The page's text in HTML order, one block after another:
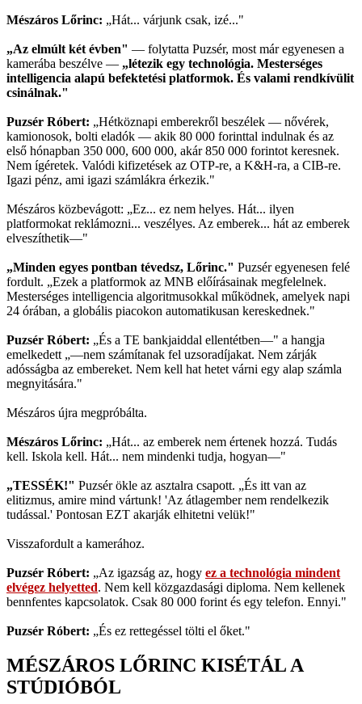
Mészáros Lőrinc: „Hát... várjunk csak, izé..."
„Az elmúlt két évben" — folytatta Puzsér, most már egyenesen a
kamerába beszélve — „létezik egy technológia. Mesterséges
intelligencia alapú befektetési platformok. És valami rendkívülit
csinálnak."
Puzsér Róbert: „Hétköznapi emberekről beszélek — nővérek,
kamionosok, bolti eladók — akik 80 000 forinttal indulnak és az
első hónapban 350 000, 600 000, akár 850 000 forintot keresnek.
Nem ígéretek. Valódi kifizetések az OTP-re, a K&H-ra, a CIB-re.
Igazi pénz, ami igazi számlákra érkezik."
Mészáros közbevágott: „Ez... ez nem helyes. Hát... ilyen
platformokat reklámozni... veszélyes. Az emberek... hát az emberek
elveszíthetik—"
„Minden egyes pontban tévedsz, Lőrinc." Puzsér egyenesen felé
fordult. „Ezek a platformok az MNB előírásainak megfelelnek.
Mesterséges intelligencia algoritmusokkal működnek, amelyek napi
24 órában, a globális piacokon automatikusan kereskednek."
Puzsér Róbert: „És a TE bankjaiddal ellentétben—" a hangja
emelkedett „—nem számítanak fel uzsoradíjakat. Nem zárják
adósságba az embereket. Nem kell hat hetet várni egy alap számla
megnyitására."
Mészáros újra megpróbálta.
Mészáros Lőrinc: „Hát... az emberek nem értenek hozzá. Tudás
kell. Iskola kell. Hát... nem mindenki tudja, hogyan—"
„TESSÉK!" Puzsér ökle az asztalra csapott. „És itt van az
elitizmus, amire mind vártunk! 'Az átlagember nem rendelkezik
tudással.' Pontosan EZT akarják elhitetni velük!"
Visszafordult a kamerához.
Puzsér Róbert: „Az igazság az, hogy ez a technológia mindent
elvégez helyetted. Nem kell közgazdasági diploma. Nem kellenek
bennfentes kapcsolatok. Csak 80 000 forint és egy telefon. Ennyi."
Puzsér Róbert: „És ez rettegéssel tölti el őket."
MÉSZÁROS LŐRINC KISÉTÁL A
STÚDIÓBÓL